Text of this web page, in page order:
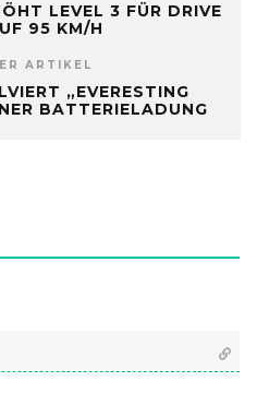
LEVEL 3 FÜR DRIVE
95 KM/H
ARTIKEL
„EVERESTING
BATTERIELADUNG